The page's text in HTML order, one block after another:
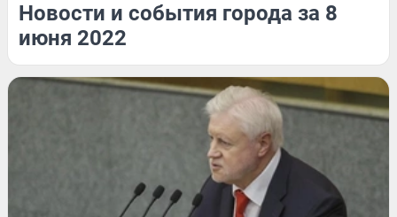
Новости и события города за 8
июня 2022